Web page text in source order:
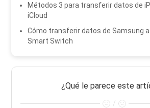
Métodos 3 para transferir datos de
iCloud
Cómo transferir datos de Samsung
Smart Switch
¿Qué le parece este
/